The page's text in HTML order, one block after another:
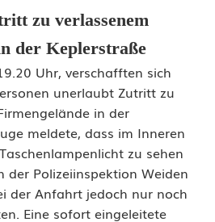
zu verlassenem
der Keplerstraße
Uhr, verschafften sich
unerlaubt Zutritt zu
in der
meldete, dass im Inneren
zu sehen
der Polizeiinspektion Weiden
der Anfahrt jedoch nur noch
Eine sofort eingeleitete